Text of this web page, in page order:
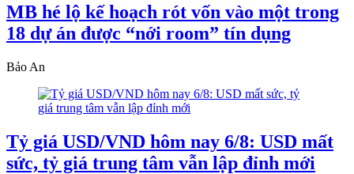
MB hé lộ kế hoạch rót vốn vào một trong
18 dự án được “nới room” tín dụng
Bảo An
Tỷ giá USD/VND hôm nay 6/8: USD mất
sức, tỷ giá trung tâm vẫn lập đỉnh mới